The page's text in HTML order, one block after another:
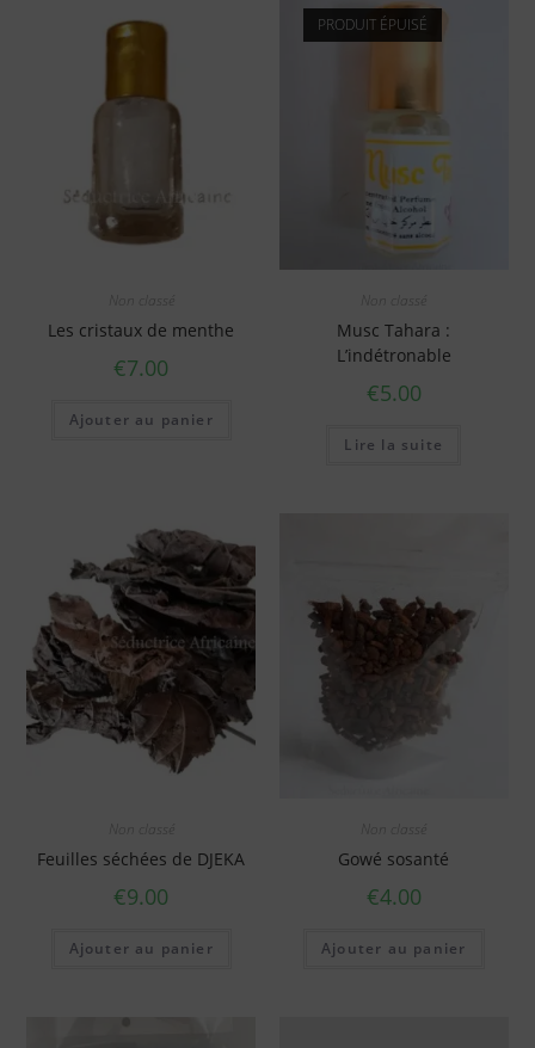
Non classé
Les cristaux de menthe
€7.00
Ajouter au panier
PRODUIT ÉPUISÉ
Non classé
Musc Tahara :
L’indétronable
€5.00
Lire la suite
Non classé
Feuilles séchées de DJEKA
€9.00
Ajouter au panier
Non classé
Gowé sosanté
€4.00
Ajouter au panier